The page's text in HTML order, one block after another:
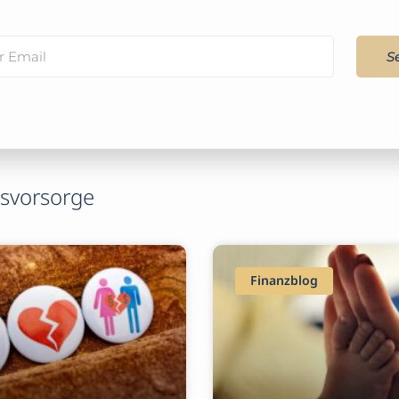
Finanzblog